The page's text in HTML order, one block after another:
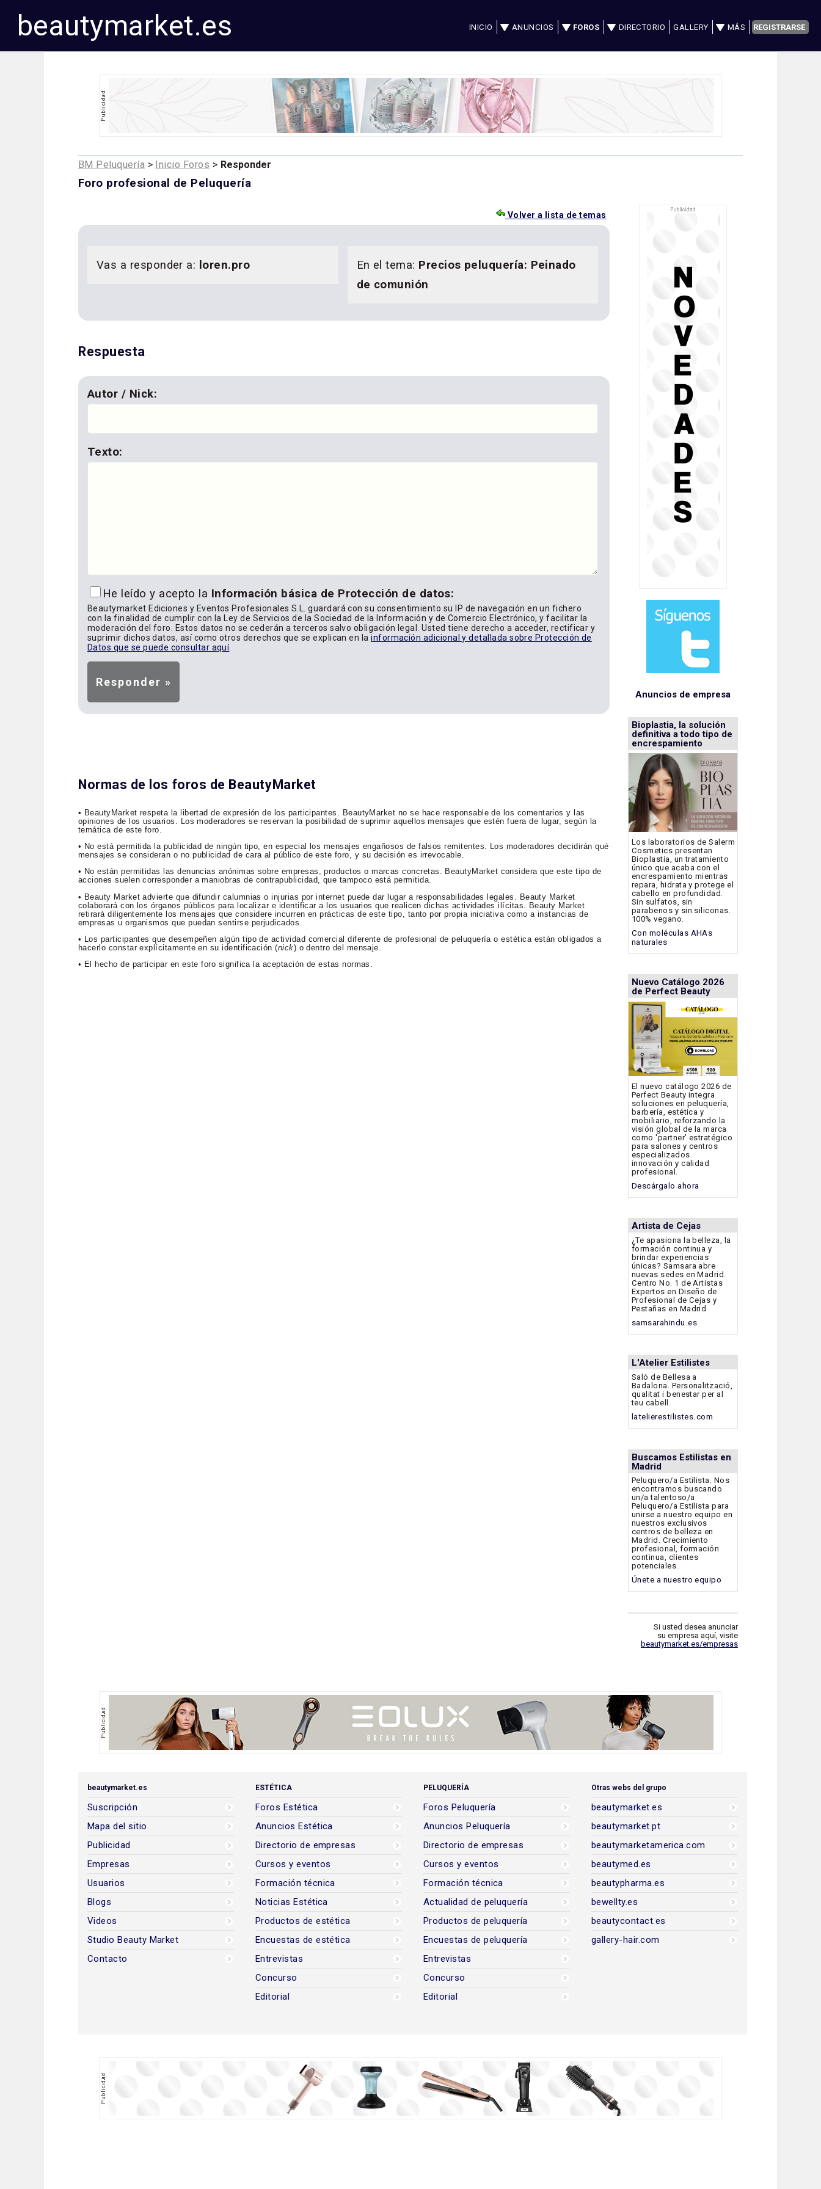
beautymarket.es INICIO ANUNCIOS FOROS DIRECTORIO GALLERY MÁS REGISTRARSE
BM Peluquería > Inicio Foros > Responder
Foro profesional de Peluquería
Volver a lista de temas
Vas a responder a: loren.pro En el tema: Precios peluquería: Peinado
de comunión
Respuesta
Autor / Nick:
Texto:
He leído y acepto la Información básica de Protección de datos:
Beautymarket Ediciones y Eventos Profesionales S.L. guardará con su consentimiento su IP de navegación en un fichero
con la finalidad de cumplir con la Ley de Servicios de la Sociedad de la Información y de Comercio Electrónico, y facilitar la
moderación del foro. Estos datos no se cederán a terceros salvo obligación legal. Usted tiene derecho a acceder, rectificar y
suprimir dichos datos, así como otros derechos que se explican en lainformación adicional y detallada sobre Protección de
Datos que se puede consultar aquí.
Normas de los foros de BeautyMarket
• BeautyMarket respeta la libertad de expresión de los participantes. BeautyMarket no se hace responsable de los comentarios y las
opiniones de los usuarios. Los moderadores se reservan la posibilidad de suprimir aquellos mensajes que estén fuera de lugar, según la
temática de este foro.
• No está permitida la publicidad de ningún tipo, en especial los mensajes engañosos de falsos remitentes. Los moderadores decidirán qué
mensajes se consideran o no publicidad de cara al público de este foro, y su decisión es irrevocable.
• No están permitidas las denuncias anónimas sobre empresas, productos o marcas concretas. BeautyMarket considera que este tipo de
acciones suelen corresponder a maniobras de contrapublicidad, que tampoco está permitida.
• Beauty Market advierte que difundir calumnias o injurias por internet puede dar lugar a responsabilidades legales. Beauty Market
colaborará con los órganos públicos para localizar e identificar a los usuarios que realicen dichas actividades ilícitas. Beauty Market
retirará diligentemente los mensajes que considere incurren en prácticas de este tipo, tanto por propia iniciativa como a instancias de
empresas u organismos que puedan sentirse perjudicados.
• Los participantes que desempeñen algún tipo de actividad comercial diferente de profesional de peluquería o estética están obligados a
hacerlo constar explícitamente en su identificación (nick) o dentro del mensaje.
• El hecho de participar en este foro significa la aceptación de estas normas.
Anuncios de empresa
Bioplastia, la solución
definitiva a todo tipo de
encrespamiento
Los laboratorios de Salerm
Cosmetics presentan
Bioplastia, un tratamiento
único que acaba con el
encrespamiento mientras
repara, hidrata y protege el
cabello en profundidad.
Sin sulfatos, sin
parabenos y sin siliconas.
100% vegano.
Con moléculas AHAs
naturales
Nuevo Catálogo 2026
de Perfect Beauty
El nuevo catálogo 2026 de
Perfect Beauty integra
soluciones en peluquería,
barbería, estética y
mobiliario, reforzando la
visión global de la marca
como 'partner' estratégico
para salones y centros
especializados.
innovación y calidad
profesional.
Descárgalo ahora
Artista de Cejas
¿Te apasiona la belleza, la
formación continua y
brindar experiencias
únicas? Samsara abre
nuevas sedes en Madrid.
Centro No. 1 de Artistas
Expertos en Diseño de
Profesional de Cejas y
Pestañas en Madrid
samsarahindu.es
L'Atelier Estilistes
Saló de Bellesa a
Badalona. Personalització,
qualitat i benestar per al
teu cabell.
latelierestilistes.com
Buscamos Estilistas en
Madrid
Peluquero/a Estilista. Nos
encontramos buscando
un/a talentoso/a
Peluquero/a Estilista para
unirse a nuestro equipo en
nuestros exclusivos
centros de belleza en
Madrid. Crecimiento
profesional, formación
continua, clientes
potenciales.
Únete a nuestro equipo
Si usted desea anunciar
su empresa aquí, visite
beautymarket.es/empresas
beautymarket.es
Suscripción
Mapa del sitio
Publicidad
Empresas
Usuarios
Blogs
Videos
Studio Beauty Market
Contacto
ESTÉTICA
Foros Estética
Anuncios Estética
Directorio de empresas
Cursos y eventos
Formación técnica
Noticias Estética
Productos de estética
Encuestas de estética
Entrevistas
Concurso
Editorial
PELUQUERÍA
Foros Peluquería
Anuncios Peluquería
Directorio de empresas
Cursos y eventos
Formación técnica
Actualidad de peluquería
Productos de peluquería
Encuestas de peluquería
Entrevistas
Concurso
Editorial
Otras webs del grupo
beautymarket.es
beautymarket.pt
beautymarketamerica.com
beautymed.es
beautypharma.es
bewellty.es
beautycontact.es
gallery-hair.com